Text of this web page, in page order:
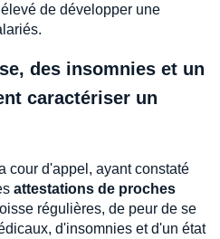
de développer une
des insomnies et un
caractériser un
cour d'appel, ayant constaté
attestations de proches
régulières, de peur de se
d'insomnies et d'un état